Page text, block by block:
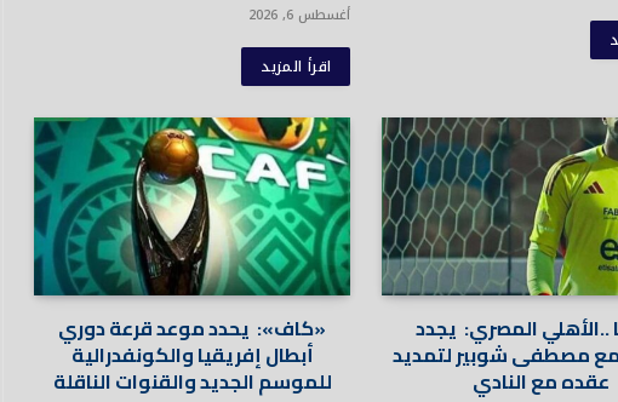
أغسطس 6, 2026
اقرأ المزيد
..الأهلي المصري: يجدد
مع مصطفى شوبير لتمديد
عقده مع النادي
«كاف»: يحدد موعد قرعة دوري
أبطال إفريقيا والكونفدرالية
للموسم الجديد والقنوات الناقلة